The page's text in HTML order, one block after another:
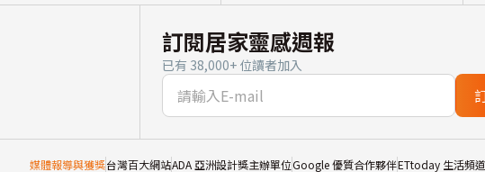
訂閱居家靈感週報
已有 38,000+ 位讀者加入
媒體報導與獲獎台灣百大網站ADA 亞洲設計獎主辦單位Google 優質合作夥伴ETtoday 生活頻